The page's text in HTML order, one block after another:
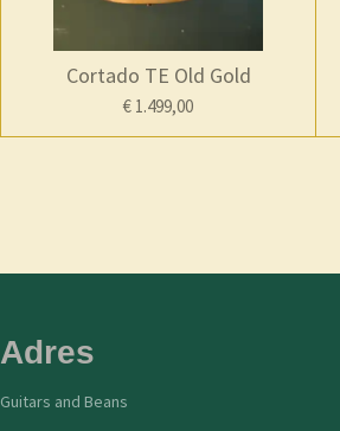
Cortado TE Old Gold
€ 1.499,00
Adres
Guitars and Beans